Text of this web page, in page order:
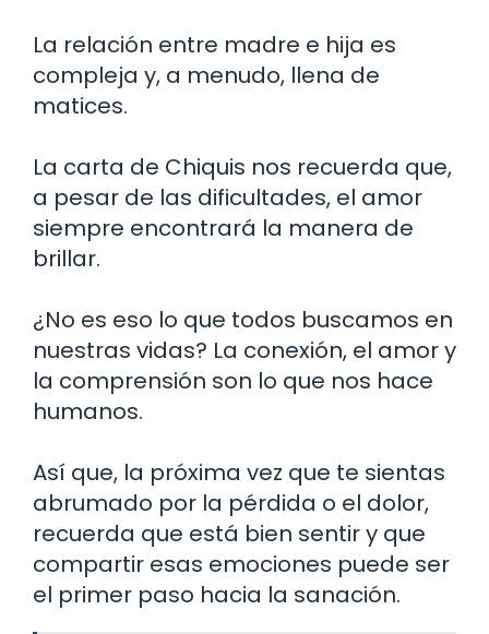
La relación entre madre e hija es
compleja y, a menudo, llena de
matices.
La carta de Chiquis nos recuerda que,
a pesar de las dificultades, el amor
siempre encontrará la manera de
brillar.
¿No es eso lo que todos buscamos en
nuestras vidas? La conexión, el amor y
la comprensión son lo que nos hace
humanos.
Así que, la próxima vez que te sientas
abrumado por la pérdida o el dolor,
recuerda que está bien sentir y que
compartir esas emociones puede ser
el primer paso hacia la sanación.